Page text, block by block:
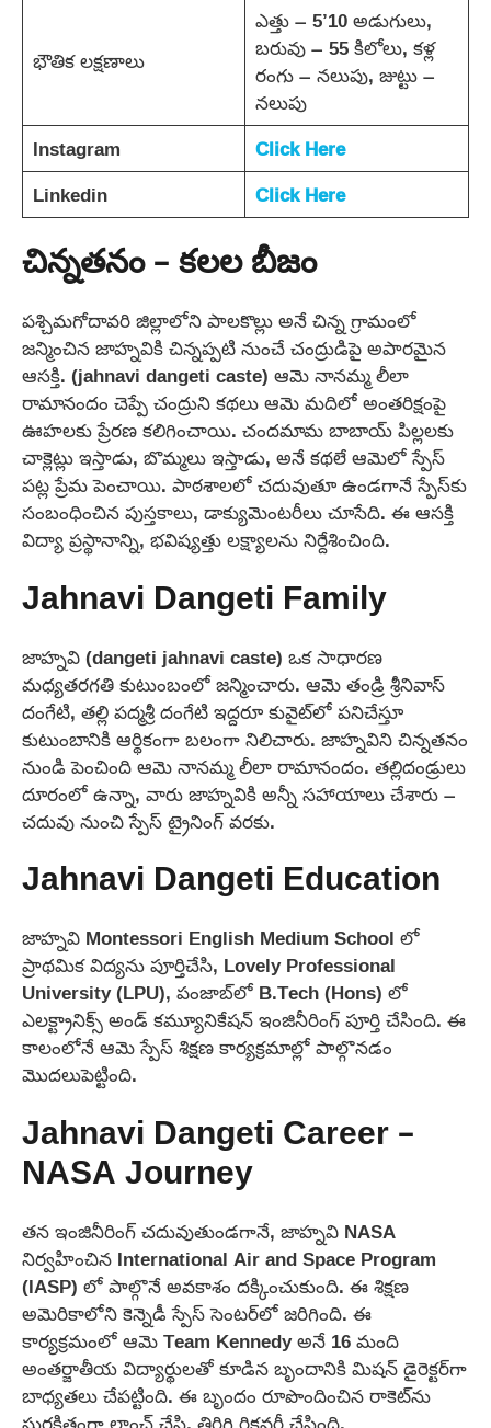
భౌతిక లక్షణాలు
ఎత్తు – 5’10 అడుగులు,
బరువు – 55 కిలోలు, కళ్ల
రంగు – నలుపు, జుట్టు –
నలుపు
Instagram
Click Here
Linkedin
Click Here
చిన్నతనం – కలల బీజం
పశ్చిమగోదావరి జిల్లాలోని పాలకొల్లు అనే చిన్న గ్రామంలో
జన్మించిన జాహ్నవికి చిన్నప్పటి నుంచే చంద్రుడిపై అపారమైన
ఆసక్తి. (jahnavi dangeti caste) ఆమె నానమ్మ లీలా
రామానందం చెప్పే చంద్రుని కథలు ఆమె మదిలో అంతరిక్షంపై
ఊహలకు ప్రేరణ కలిగించాయి. చందమామ బాబాయ్ పిల్లలకు
చాక్లెట్లు ఇస్తాడు, బొమ్మలు ఇస్తాడు, అనే కథలే ఆమెలో స్పేస్
పట్ల ప్రేమ పెంచాయి. పాఠశాలలో చదువుతూ ఉండగానే స్పేస్‌కు
సంబంధించిన పుస్తకాలు, డాక్యుమెంటరీలు చూసేది. ఈ ఆసక్తి
విద్యా ప్రస్థానాన్ని, భవిష్యత్తు లక్ష్యాలను నిర్దేశించింది.
Jahnavi Dangeti Family
జాహ్నవి (dangeti jahnavi caste) ఒక సాధారణ
మధ్యతరగతి కుటుంబంలో జన్మించారు. ఆమె తండ్రి శ్రీనివాస్
దంగేటి, తల్లి పద్మశ్రీ దంగేటి ఇద్దరూ కువైట్‌లో పనిచేస్తూ
కుటుంబానికి ఆర్థికంగా బలంగా నిలిచారు. జాహ్నవిని చిన్నతనం
నుండి పెంచింది ఆమె నానమ్మ లీలా రామానందం. తల్లిదండ్రులు
దూరంలో ఉన్నా, వారు జాహ్నవికి అన్నీ సహాయాలు చేశారు –
చదువు నుంచి స్పేస్ ట్రైనింగ్ వరకు.
Jahnavi Dangeti Education
జాహ్నవి Montessori English Medium School లో
ప్రాథమిక విద్యను పూర్తిచేసి, Lovely Professional
University (LPU), పంజాబ్‌లో B.Tech (Hons) లో
ఎలక్ట్రానిక్స్ అండ్ కమ్యూనికేషన్ ఇంజినీరింగ్ పూర్తి చేసింది. ఈ
కాలంలోనే ఆమె స్పేస్ శిక్షణ కార్యక్రమాల్లో పాల్గొనడం
మొదలుపెట్టింది.
Jahnavi Dangeti Career –
NASA Journey
తన ఇంజినీరింగ్ చదువుతుండగానే, జాహ్నవి NASA
నిర్వహించిన International Air and Space Program
(IASP) లో పాల్గొనే అవకాశం దక్కించుకుంది. ఈ శిక్షణ
అమెరికాలోని కెన్నెడీ స్పేస్ సెంటర్‌లో జరిగింది. ఈ
కార్యక్రమంలో ఆమె Team Kennedy అనే 16 మంది
అంతర్జాతీయ విద్యార్థులతో కూడిన బృందానికి మిషన్ డైరెక్టర్‌గా
బాధ్యతలు చేపట్టింది. ఈ బృందం రూపొందించిన రాకెట్‌ను